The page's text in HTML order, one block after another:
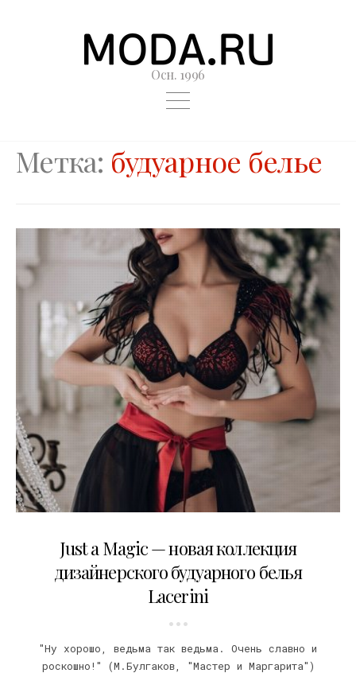
Осн. 1996
Метка: будуарное белье
Just a Magic — новая коллекция
дизайнерского будуарного белья
Lacerini
"Ну хорошо, ведьма так ведьма. Очень славно и
роскошно!" (М.Булгаков, "Мастер и Маргарита")